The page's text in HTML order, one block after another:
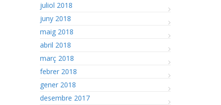
juliol 2018
juny 2018
maig 2018
abril 2018
març 2018
febrer 2018
gener 2018
desembre 2017